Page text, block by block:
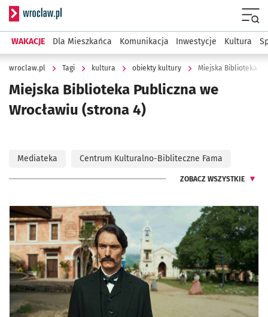
Serwis informacyjny wroclaw.pl
WAKACJE Dla Mieszkańca Komunikacja Inwestycje Kultura
wroclaw.pl Tagi kultura obiekty kultury Miejska Biblioteka
Miejska Biblioteka Publiczna we
Wrocławiu (strona 4)
Mediateka Centrum Kulturalno-Bibliteczne Fama
ZOBACZ WSZYSTKIE